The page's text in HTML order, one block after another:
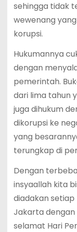
sehingga tidak
wewenang
korupsi.
Hukumannya
dengan
pemerintah.
dari lima tahun
juga dihukum
dikorupsi ke
yang
terungkap di
Dengan
insyaallah kita
diadakan
Jakarta dengan
selamat Hari